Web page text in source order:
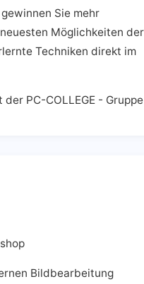
Sie mehr
Möglichkeiten der
Techniken direkt im
PC-COLLEGE -
Bildbearbeitung